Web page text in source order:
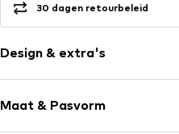
30 dagen retourbeleid
Design & extra's
Opstaande kraag
Ritszakken aan de zijkant
Maat & Pasvorm